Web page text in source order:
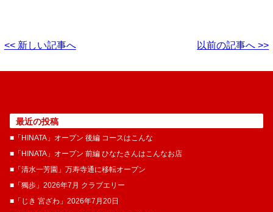
<< 新しい記事へ 以前の記事へ >>
最近の投稿
■「HINATA」オープン 後編 コースはこんな
■「HINATA」オープン 前編 ひなたさんはこんなお店
■「清水一芳園」万寿寺通に移転オープン
■「獨歩」2026年7月 クラブエリー
■「じき 宮ざわ」2026年7月20日